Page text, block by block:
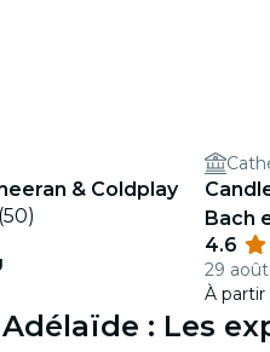
& Coldplay
(50)
Bach
4.6
29
À partir
: Les